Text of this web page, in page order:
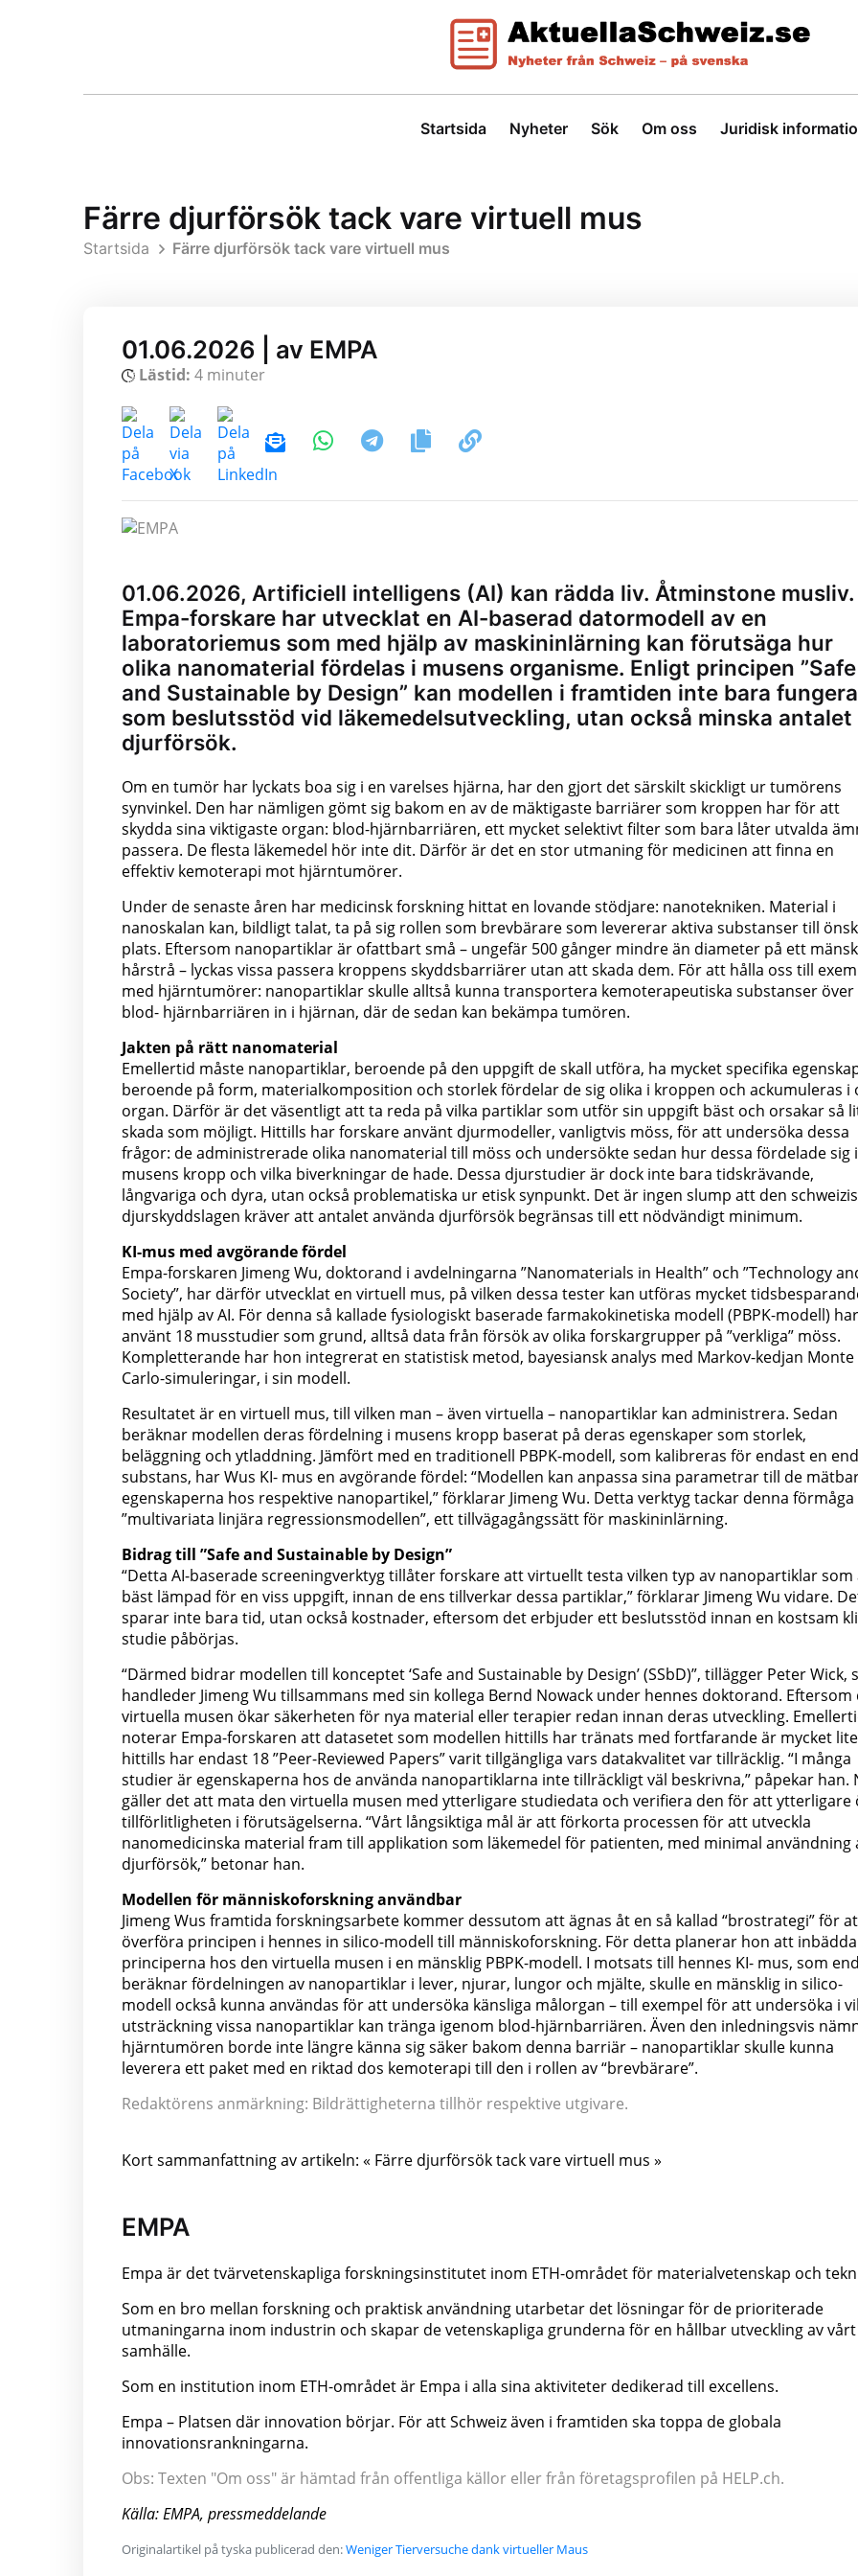
Startsida Nyheter Sök Om oss Juridisk
Färre djurförsök tack vare virtuell mus
Startsida Färre djurförsök tack vare virtuell mus
01.06.2026 | av EMPA
Lästid: 4 minuter
01.06.2026, Artificiell intelligens (AI) kan rädda liv. Åtminstone musliv.
Empa-forskare har utvecklat en AI-baserad datormodell av en
laboratoriemus som med hjälp av maskininlärning kan förutsäga hur
olika nanomaterial fördelas i musens organisme. Enligt principen ”Safe
and Sustainable by Design” kan modellen i framtiden inte bara fungera
som beslutsstöd vid läkemedelsutveckling, utan också minska antalet
djurförsök.
Om en tumör har lyckats boa sig i en varelses hjärna, har den gjort det särskilt skickligt ur tumörens
synvinkel. Den har nämligen gömt sig bakom en av de mäktigaste barriärer som kroppen har för att
skydda sina viktigaste organ: blod-hjärnbarriären, ett mycket selektivt filter som bara låter utvalda
passera. De flesta läkemedel hör inte dit. Därför är det en stor utmaning för medicinen att finna en
effektiv kemoterapi mot hjärntumörer.
Under de senaste åren har medicinsk forskning hittat en lovande stödjare: nanotekniken. Material i
nanoskalan kan, bildligt talat, ta på sig rollen som brevbärare som levererar aktiva substanser till
plats. Eftersom nanopartiklar är ofattbart små – ungefär 500 gånger mindre än diameter på ett
hårstrå – lyckas vissa passera kroppens skyddsbarriärer utan att skada dem. För att hålla oss till
med hjärntumörer: nanopartiklar skulle alltså kunna transportera kemoterapeutiska substanser över
blod- hjärnbarriären in i hjärnan, där de sedan kan bekämpa tumören.
Jakten på rätt nanomaterial
Emellertid måste nanopartiklar, beroende på den uppgift de skall utföra, ha mycket specifika
beroende på form, materialkomposition och storlek fördelar de sig olika i kroppen och ackumuleras i
organ. Därför är det väsentligt att ta reda på vilka partiklar som utför sin uppgift bäst och orsakar så
skada som möjligt. Hittills har forskare använt djurmodeller, vanligtvis möss, för att undersöka dessa
frågor: de administrerade olika nanomaterial till möss och undersökte sedan hur dessa fördelade sig i
musens kropp och vilka biverkningar de hade. Dessa djurstudier är dock inte bara tidskrävande,
långvariga och dyra, utan också problematiska ur etisk synpunkt. Det är ingen slump att den
djurskyddslagen kräver att antalet använda djurförsök begränsas till ett nödvändigt minimum.
KI-mus med avgörande fördel
Empa-forskaren Jimeng Wu, doktorand i avdelningarna ”Nanomaterials in Health” och ”Technology
Society”, har därför utvecklat en virtuell mus, på vilken dessa tester kan utföras mycket
med hjälp av AI. För denna så kallade fysiologiskt baserade farmakokinetiska modell (PBPK-modell)
använt 18 musstudier som grund, alltså data från försök av olika forskargrupper på ”verkliga” möss.
Kompletterande har hon integrerat en statistisk metod, bayesiansk analys med Markov-kedjan Monte
Carlo-simuleringar, i sin modell.
Resultatet är en virtuell mus, till vilken man – även virtuella – nanopartiklar kan administrera. Sedan
beräknar modellen deras fördelning i musens kropp baserat på deras egenskaper som storlek,
beläggning och ytladdning. Jämfört med en traditionell PBPK-modell, som kalibreras för endast en
substans, har Wus KI- mus en avgörande fördel: “Modellen kan anpassa sina parametrar till de
egenskaperna hos respektive nanopartikel,” förklarar Jimeng Wu. Detta verktyg tackar denna
”multivariata linjära regressionsmodellen”, ett tillvägagångssätt för maskininlärning.
Bidrag till ”Safe and Sustainable by Design”
“Detta AI-baserade screeningverktyg tillåter forskare att virtuellt testa vilken typ av nanopartiklar som
bäst lämpad för en viss uppgift, innan de ens tillverkar dessa partiklar,” förklarar Jimeng Wu vidare.
sparar inte bara tid, utan också kostnader, eftersom det erbjuder ett beslutsstöd innan en kostsam
studie påbörjas.
“Därmed bidrar modellen till konceptet ‘Safe and Sustainable by Design’ (SSbD)”, tillägger Peter Wick,
handleder Jimeng Wu tillsammans med sin kollega Bernd Nowack under hennes doktorand. Eftersom
virtuella musen ökar säkerheten för nya material eller terapier redan innan deras utveckling.
noterar Empa-forskaren att datasetet som modellen hittills har tränats med fortfarande är mycket
hittills har endast 18 ”Peer-Reviewed Papers” varit tillgängliga vars datakvalitet var tillräcklig. “I många
studier är egenskaperna hos de använda nanopartiklarna inte tillräckligt väl beskrivna,” påpekar han.
gäller det att mata den virtuella musen med ytterligare studiedata och verifiera den för att ytterligare
tillförlitligheten i förutsägelserna. “Vårt långsiktiga mål är att förkorta processen för att utveckla
nanomedicinska material fram till applikation som läkemedel för patienten, med minimal användning
djurförsök,” betonar han.
Modellen för människoforskning användbar
Jimeng Wus framtida forskningsarbete kommer dessutom att ägnas åt en så kallad “brostrategi” för
överföra principen i hennes in silico-modell till människoforskning. För detta planerar hon att inbädda
principerna hos den virtuella musen i en mänsklig PBPK-modell. I motsats till hennes KI- mus, som
beräknar fördelningen av nanopartiklar i lever, njurar, lungor och mjälte, skulle en mänsklig in silico-
modell också kunna användas för att undersöka känsliga målorgan – till exempel för att undersöka i
utsträckning vissa nanopartiklar kan tränga igenom blod-hjärnbarriären. Även den inledningsvis
hjärntumören borde inte längre känna sig säker bakom denna barriär – nanopartiklar skulle kunna
leverera ett paket med en riktad dos kemoterapi till den i rollen av “brevbärare”.
Redaktörens anmärkning: Bildrättigheterna tillhör respektive utgivare.
Kort sammanfattning av artikeln: « Färre djurförsök tack vare virtuell mus »
EMPA
Empa är det tvärvetenskapliga forskningsinstitutet inom ETH-området för materialvetenskap och
Som en bro mellan forskning och praktisk användning utarbetar det lösningar för de prioriterade
utmaningarna inom industrin och skapar de vetenskapliga grunderna för en hållbar utveckling av vårt
samhälle.
Som en institution inom ETH-området är Empa i alla sina aktiviteter dedikerad till excellens.
Empa – Platsen där innovation börjar. För att Schweiz även i framtiden ska toppa de globala
innovationsrankningarna.
Obs: Texten "Om oss" är hämtad från offentliga källor eller från företagsprofilen på HELP.ch.
Källa: EMPA, pressmeddelande
Originalartikel på tyska publicerad den:Weniger Tierversuche dank virtueller Maus